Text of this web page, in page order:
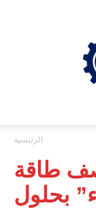
الرئيسية
طاقة
بحلول